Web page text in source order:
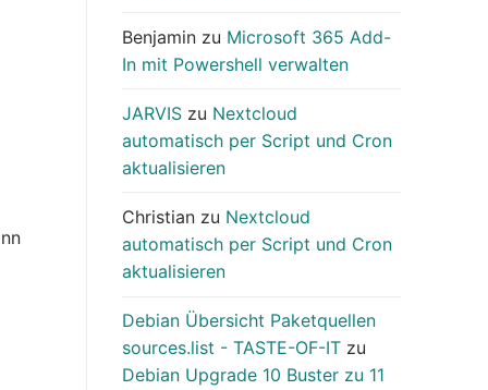
Benjamin zu Microsoft 365 Add-
In mit Powershell verwalten
JARVIS zu Nextcloud
automatisch per Script und Cron
aktualisieren
Christian zu Nextcloud
automatisch per Script und Cron
aktualisieren
Debian Übersicht Paketquellen
sources.list - TASTE-OF-IT zu
Debian Upgrade 10 Buster zu 11